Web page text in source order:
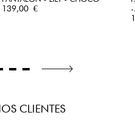
Prix
139,00 €
CLIENTES